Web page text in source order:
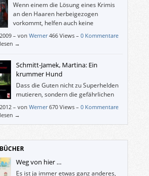
Wenn einem die Lösung eines Krimis
an den Haaren herbeigezogen
vorkommt, helfen auch keine
faszinierenden Figuren.
– von Werner 466 Views – 0 Kommentare
→
Schmitt-Jamek, Martina: Ein
krummer Hund
Dass die Guten nicht zu Superhelden
mutieren, sondern die gefährlichen
Situationen mit Ach, Krach und Glück
macht das Buch sehr sympathisch.
– von Werner 670 Views – 0 Kommentare
→
Weg von hier …
Es ist ja immer etwas ganz anderes,